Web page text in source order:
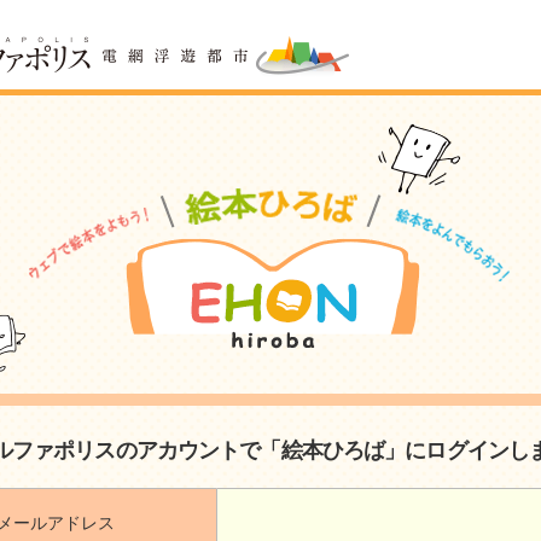
ファポリスのアカウントで「絵本ひろば」にログインし
ールアドレス